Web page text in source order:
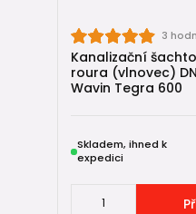
3
Kanalizační
roura (vlnovec)
Wavin Tegra 600
Skladem, ihned k
expedici